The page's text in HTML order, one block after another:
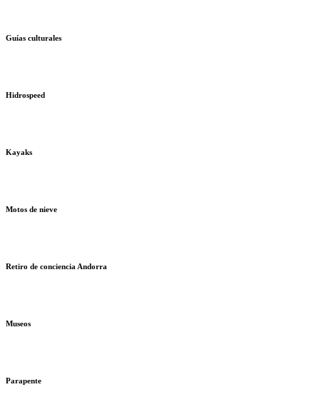
Guías culturales
Hidrospeed
Kayaks
Motos de nieve
Retiro de conciencia Andorra
Museos
Parapente